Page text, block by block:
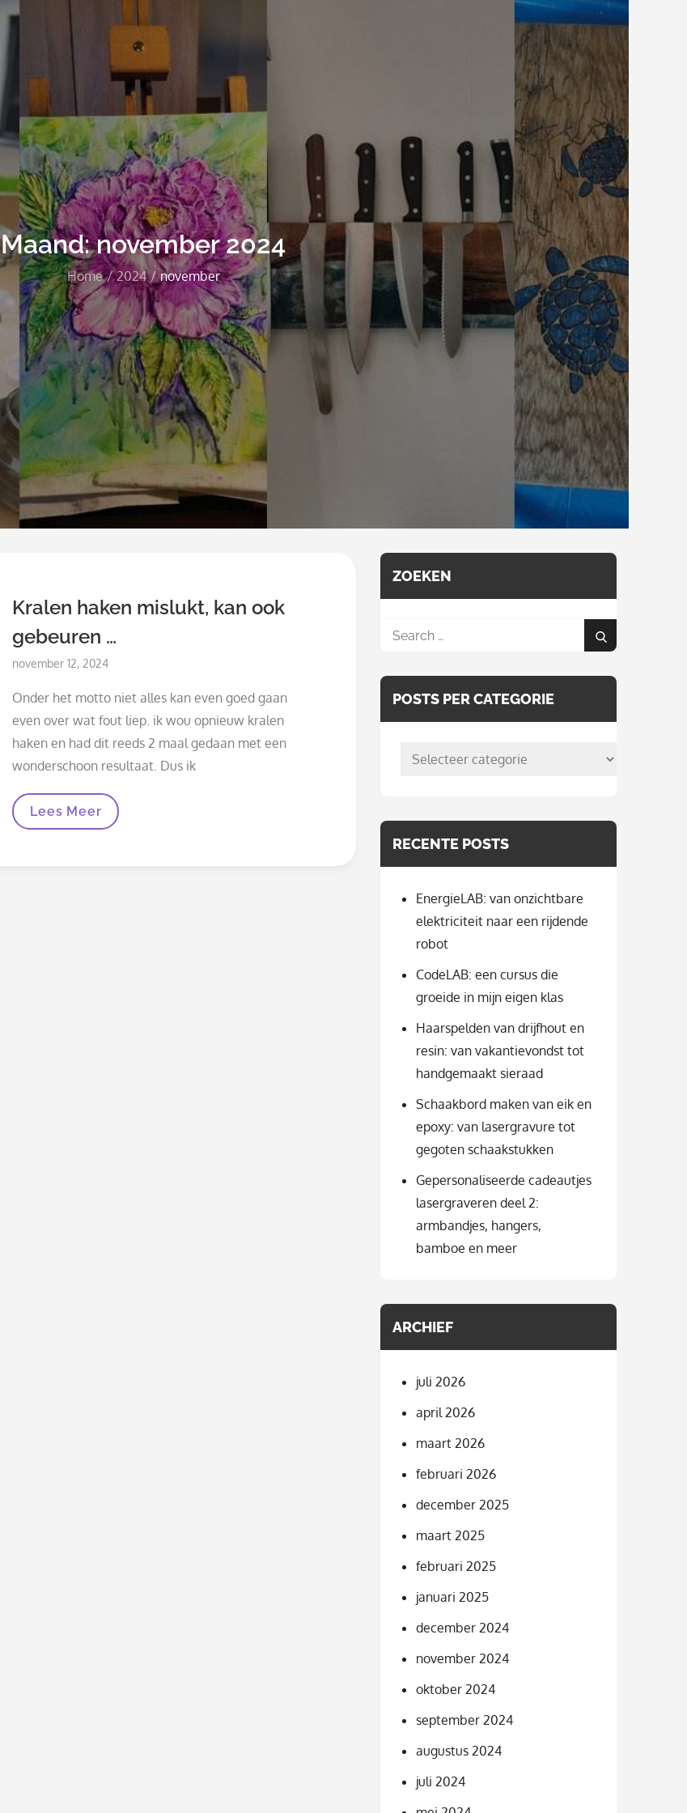
Maand:november 2024
Home 2024 november
Kralen haken mislukt, kan ook
gebeuren …
Posted
november 12, 2024
Onder het motto niet alles kan even goed gaan
even over wat fout liep. ik wou opnieuw kralen
haken en had dit reeds 2 maal gedaan met een
wonderschoon resultaat. Dus ik
Kralen
Haken
Lees Meer
ZOEKEN
Search
Search
POSTS PER CATEGORIE
posts
RECENTE POSTS
EnergieLAB: van onzichtbare
elektriciteit naar een rijdende
robot
CodeLAB: een cursus die
groeide in mijn eigen klas
Haarspelden van drijfhout en
resin: van vakantievondst tot
handgemaakt sieraad
Schaakbord maken van eik en
epoxy: van lasergravure tot
gegoten schaakstukken
Gepersonaliseerde cadeautjes
lasergraveren deel 2:
armbandjes, hangers,
bamboe en meer
ARCHIEF
juli 2026
april 2026
maart 2026
februari 2026
december 2025
maart 2025
februari 2025
januari 2025
december 2024
november 2024
oktober 2024
september 2024
augustus 2024
juli 2024